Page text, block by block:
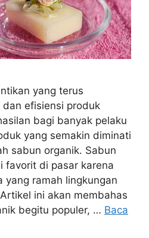
yang terus
efisiensi produk
bagi banyak pelaku
yang semakin diminati
sabun organik. Sabun
favorit di pasar karena
yang ramah lingkungan
ini akan membahas
begitu populer, … Baca